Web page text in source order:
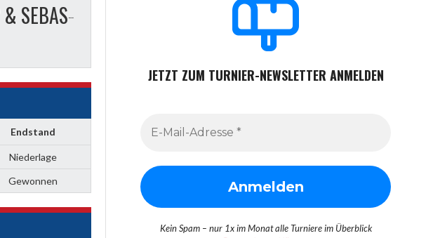
Endstand
Niederlage
Gewonnen
JETZT ZUM TURNIER-NEWSLETTER ANMELDEN
Kein Spam – nur 1x im Monat alle Turniere im Überblick